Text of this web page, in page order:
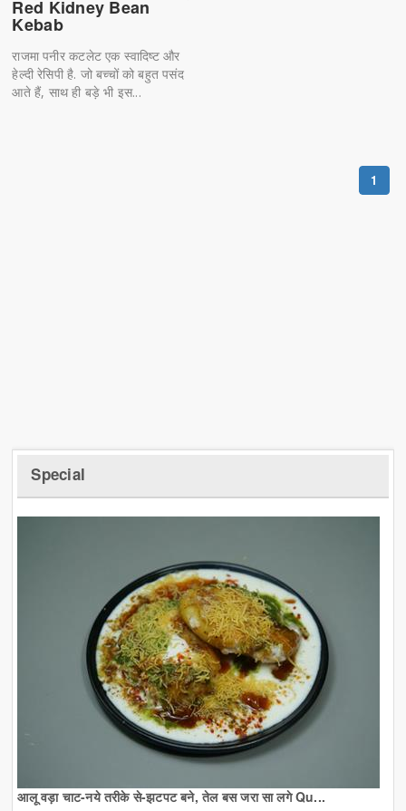
Red Kidney Bean
Kebab
राजमा पनीर कटलेट एक स्वादिष्ट और
हेल्दी रेसिपी है. जो बच्चों को बहुत पसंद
आते हैं, साथ ही बड़े भी इस...
1
Special
आलू वड़ा चाट-नये तरीके से-झटपट बने, तेल बस जरा सा लगे Qu...